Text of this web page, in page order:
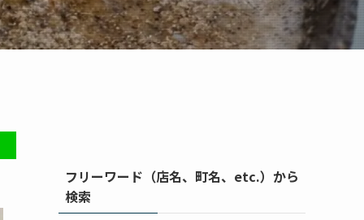
フリーワード（店名、町名、etc.）から
検索